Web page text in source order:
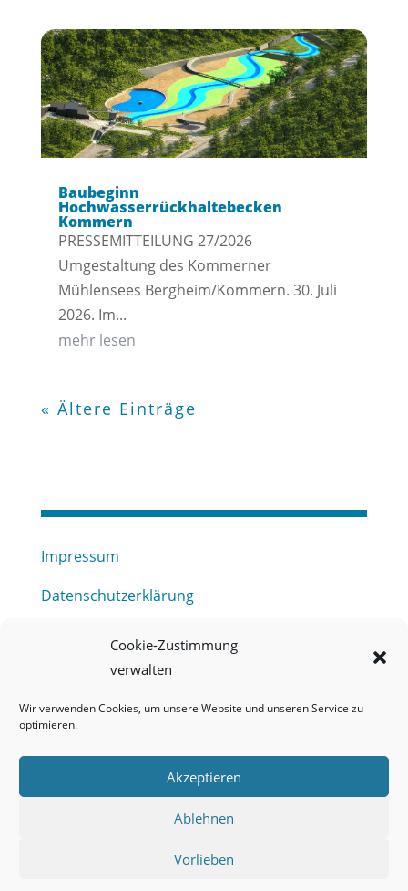
Cookie-Zustimmung
verwalten
Wir verwenden Cookies, um unsere Website und unseren Service zu
optimieren.
Akzeptieren
Ablehnen
Vorlieben
Baubeginn
Hochwasserrückhaltebecken
Kommern
PRESSEMITTEILUNG 27/2026
Umgestaltung des Kommerner
Mühlensees Bergheim/Kommern. 30. Juli
2026. Im...
mehr lesen
« Ältere Einträge
Impressum
Datenschutzerklärung
Haftungsausschluss
Barrierefreiheitserklärung
Meldestelle (HinSchG) des Erftverbandes
Onlineportal Grundwassernutzung